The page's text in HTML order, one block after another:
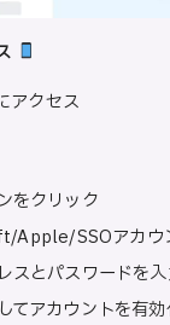
アクセス
をクリック
SSOアカウ
スとパスワードを
てアカウントを有効